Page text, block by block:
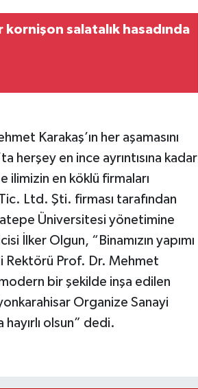
salatalık hasadında
Karakaş’ın her aşamasını
herşey en ince ayrıntısına kadar
ilimizin en köklü firmaları
Ltd. Şti. firması tarafından
Üniversitesi yönetimine
İlker Olgun, “Binamızın yapımı
Rektörü Prof. Dr. Mehmet
bir şekilde inşa edilen
Organize Sanayi
hayırlı olsun” dedi.